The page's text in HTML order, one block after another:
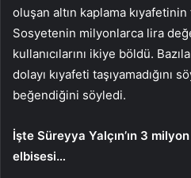
oluşan altın kaplama
Sosyetenin milyonlarca lira
kullanıcılarını ikiye böldü.
dolayı kıyafeti taşıyamadığını
beğendiğini söyledi.
İşte Süreyya Yalçın’ın 3
elbisesi…